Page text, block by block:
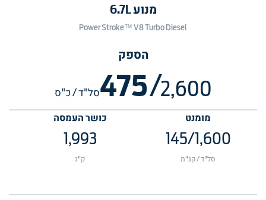
מנוע 6.7L
Power Stroke™ V8 Turbo Diesel
הספק
2,600
/
475סל"ד / כ"ס
מומנט
1,600
/
145
סל"ד / קג"מ
כושר העמסה
1,993
ק"ג